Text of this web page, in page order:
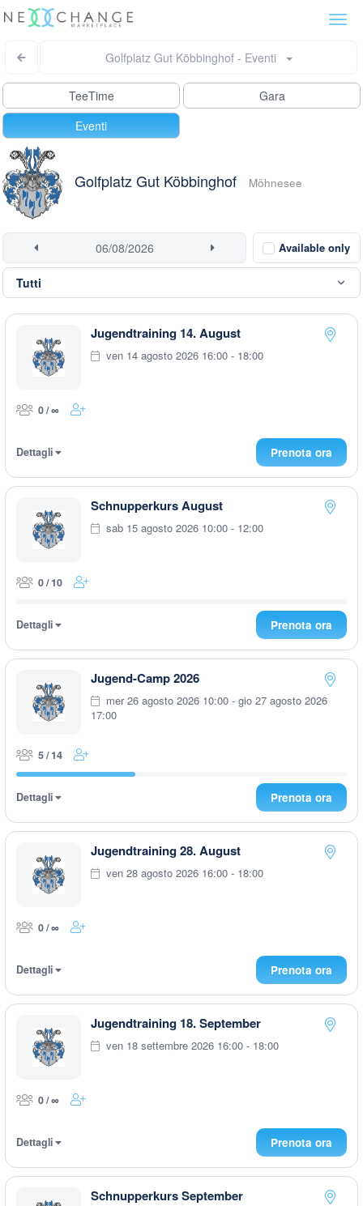
Golfplatz Gut Köbbinghof - Eventi
TeeTime
Gara
Eventi
Golfplatz Gut Köbbinghof Möhnesee
Available only
Jugendtraining 14. August
ven 14 agosto 2026 16:00 - 18:00
0 / ∞
Dettagli Prenota ora
Schnupperkurs August
sab 15 agosto 2026 10:00 - 12:00
0 / 10
Dettagli Prenota ora
Jugend-Camp 2026
mer 26 agosto 2026 10:00 - gio 27 agosto 2026
17:00
5 / 14
Dettagli Prenota ora
Jugendtraining 28. August
ven 28 agosto 2026 16:00 - 18:00
0 / ∞
Dettagli Prenota ora
Jugendtraining 18. September
ven 18 settembre 2026 16:00 - 18:00
0 / ∞
Dettagli Prenota ora
Schnupperkurs September